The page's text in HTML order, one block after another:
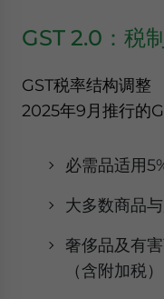
GST 2.0：税
GST税率结构调整
2025年9月推行的
必需品适用
大多数商品
奢侈品及有
（含附加税）